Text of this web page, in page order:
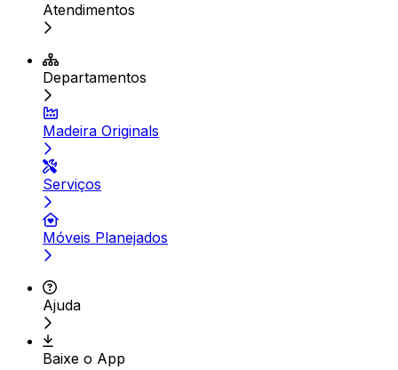
Atendimentos
Departamentos
Madeira Originals
Serviços
Móveis Planejados
Ajuda
Baixe o App